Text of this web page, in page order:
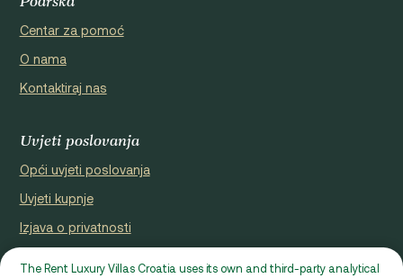
Centar za pomoć
O nama
Kontaktiraj nas
Uvjeti poslovanja
Opći uvjeti poslovanja
Uvjeti kupnje
Izjava o privatnosti
The Rent Luxury Villas Croatia uses its own and third-party analytical